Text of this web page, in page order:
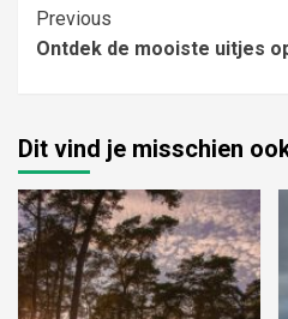
Continue
Reading
Previous
Ontdek de mooiste uitjes
Dit vind je misschien